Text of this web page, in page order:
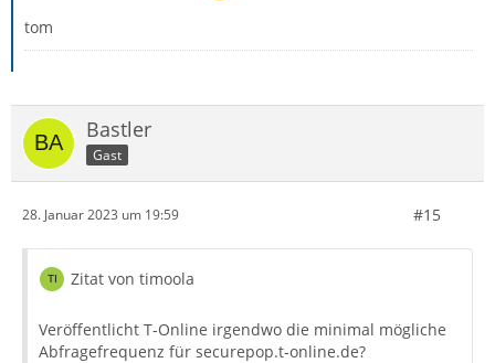
tom
Bastler
Gast
28. Januar 2023 um 19:59 #15
Zitat von timoola
Veröffentlicht T-Online irgendwo die minimal mögliche
Abfragefrequenz für securepop.t-online.de?